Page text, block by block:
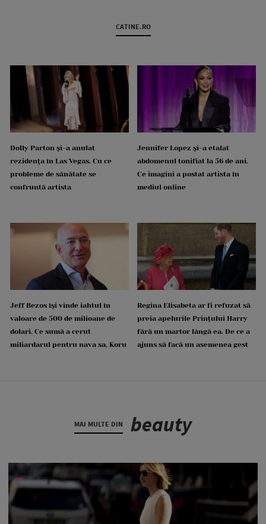
CATINE.RO
Dolly Parton și-a anulat
rezidența în Las Vegas. Cu ce
probleme de sănătate se
confruntă artista
Jennifer Lopez și-a etalat
abdomenul tonifiat la 56 de ani.
Ce imagini a postat artista în
mediul online
Jeff Bezos își vinde iahtul în
valoare de 500 de milioane de
dolari. Ce sumă a cerut
miliardarul pentru nava sa, Koru
Regina Elisabeta ar fi refuzat să
preia apelurile Prințului Harry
fără un martor lângă ea. De ce a
ajuns să facă un asemenea gest
MAI MULTE DIN beauty